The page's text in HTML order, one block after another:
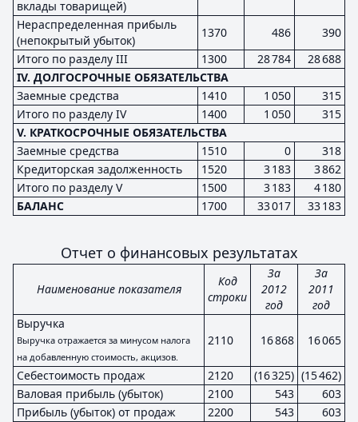
вклады товарищей)
Нераспределенная прибыль
(непокрытый убыток)
1370 486
390
Итого по разделу III
1300 28 784
28 688
IV. ДОЛГОСРОЧНЫЕ ОБЯЗАТЕЛЬСТВА
Заемные средства
1410 1 050
315
Итого по разделу IV
1400 1 050
315
V. КРАТКОСРОЧНЫЕ ОБЯЗАТЕЛЬСТВА
Заемные средства
1510 0
318
Кредиторская задолженность
1520 3 183
3 862
Итого по разделу V
1500 3 183
4 180
БАЛАНС
1700 33 017 33 183
Отчет о финансовых результатах
Наименование показателя
Код
строки
За
2012
год
За
2011
год
Выручка
Выручка отражается за минусом налога
на добавленную стоимость, акцизов.
2110 16 868 16 065
Себестоимость продаж 2120 (16 325) (15 462)
Валовая прибыль (убыток)
2100 543
603
Прибыль (убыток) от продаж
2200 543
603